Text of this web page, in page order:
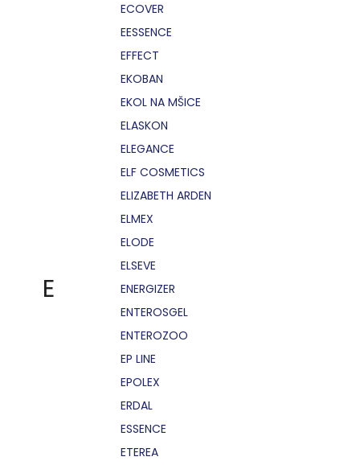
E
ECOVER
EESSENCE
EFFECT
EKOBAN
EKOL NA MŠICE
ELASKON
ELEGANCE
ELF COSMETICS
ELIZABETH ARDEN
ELMEX
ELODE
ELSEVE
ENERGIZER
ENTEROSGEL
ENTEROZOO
EP LINE
EPOLEX
ERDAL
ESSENCE
ETEREA